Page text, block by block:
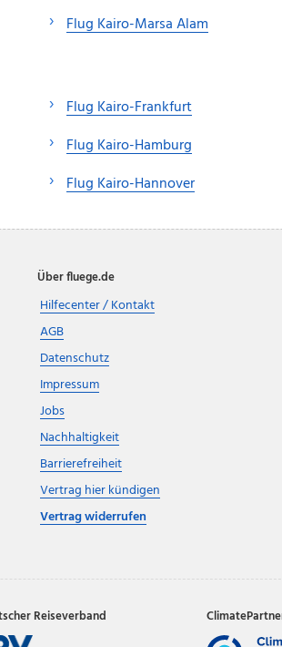
Flug Kairo-Marsa Alam
Flug Kairo-Frankfurt
Flug Kairo-Hamburg
Flug Kairo-Hannover